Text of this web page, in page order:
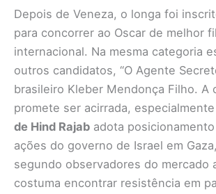
Depois de Veneza, o longa foi
para concorrer ao Oscar de melhor
internacional. Na mesma categoria
outros candidatos, “O Agente
brasileiro Kleber Mendonça Filho. A
promete ser acirrada,
de Hind Rajab adota
ações do governo de Israel em
segundo observadores do mercado
costuma encontrar resistência em